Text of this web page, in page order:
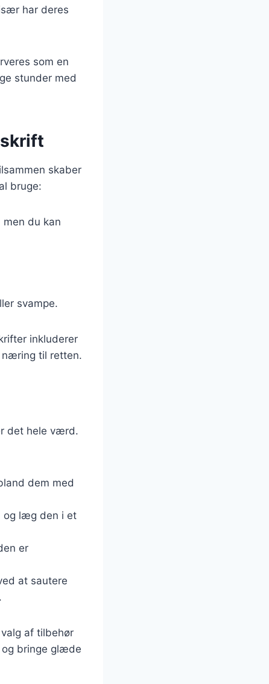
har deres
som en
stunder med
skaber
bruge:
du kan
svampe.
inkluderer
næring til retten.
det hele værd.
dem med
og læg den i et
er
at sautere
af tilbehør
og bringe glæde